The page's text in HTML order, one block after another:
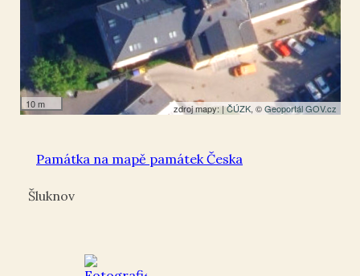
10 m zdroj mapy: |ČÚZK, ©Geoportál GOV.cz
Památka na mapě památek Česka
Šluknov